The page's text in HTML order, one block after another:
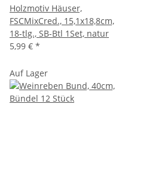
Holzmotiv Häuser,
FSCMixCred., 15,1x18,8cm,
18-tlg., SB-Btl 1Set, natur
5,99 € *
Auf Lager